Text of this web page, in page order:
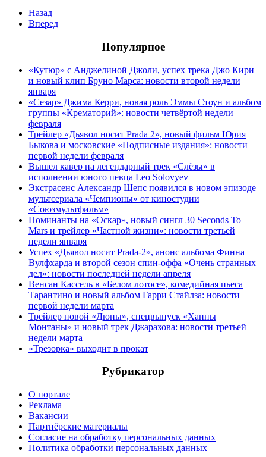
Назад
Вперед
Популярное
«Кутюр» с Анджелиной Джоли, успех трека Джо Кири
и новый клип Бруно Марса: новости второй недели
января
«Сезар» Джима Керри, новая роль Эммы Стоун и альбом
группы «Крематорий»: новости четвёртой недели
февраля
Трейлер «Дьявол носит Prada 2», новый фильм Юрия
Быкова и московские «Подписные издания»: новости
первой недели февраля
Вышел кавер на легендарный трек «Слёзы» в
исполнении юного певца Leo Solovyev
Экстрасенс Александр Шепс появился в новом эпизоде
мультсериала «Чемпионы» от киностудии
«Союзмультфильм»
Номинанты на «Оскар», новый сингл 30 Seconds To
Mars и трейлер «Частной жизни»: новости третьей
недели января
Успех «Дьявол носит Prada-2», анонс альбома Финна
Вулфхарда и второй сезон спин-оффа «Очень странных
дел»: новости последней недели апреля
Венсан Кассель в «Белом лотосе», комедийная пьеса
Тарантино и новый альбом Гарри Стайлза: новости
первой недели марта
Трейлер новой «Дюны», спецвыпуск «Ханны
Монтаны» и новый трек Джарахова: новости третьей
недели марта
«Трезорка» выходит в прокат
Рубрикатор
О портале
Реклама
Вакансии
Партнёрские материалы
Согласие на обработку персональных данных
Политика обработки персональных данных